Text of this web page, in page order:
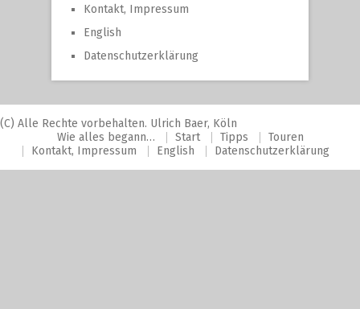
Kontakt, Impressum
English
Datenschutzerklärung
(C) Alle Rechte vorbehalten. Ulrich Baer, Köln
Wie alles begann…
Start Tipps
Touren
Kontakt, Impressum
English Datenschutzerklärung